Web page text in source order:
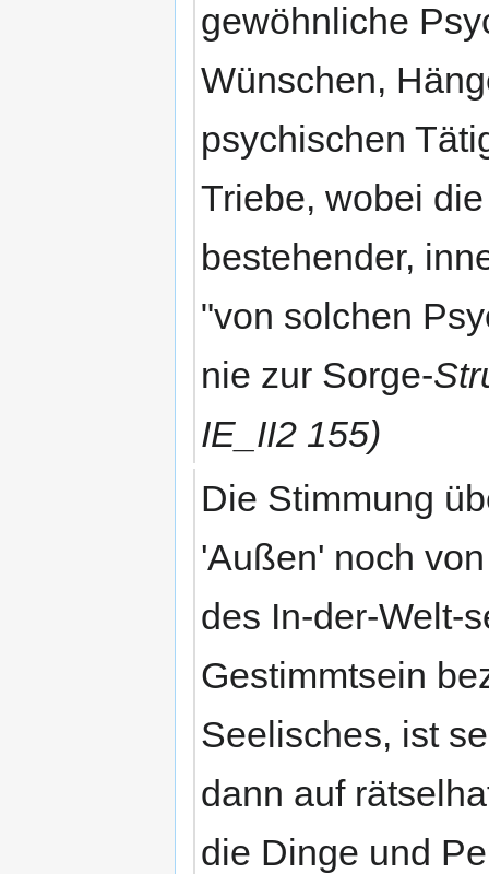
gewöhnliche
Wünschen,
psychischen
Triebe, wobei
bestehender,
"von solchen
nie zur Sorge-
IE_II2 155)
Die Stimmung
'Außen' noch
des In-der-Welt-
Gestimmtsein
Seelisches, ist
dann auf
die Dinge und